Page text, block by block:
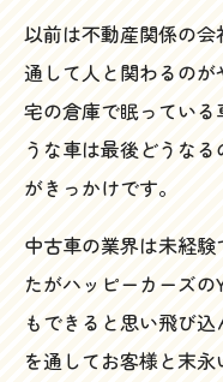
以前は不動産関係の
通して人と関わるの
宅の倉庫で眠ってい
うな車は最後どうな
がきっかけです。
中古車の業界は未経
たがハッピーカーズ
もできると思い飛び
を通してお客様と末